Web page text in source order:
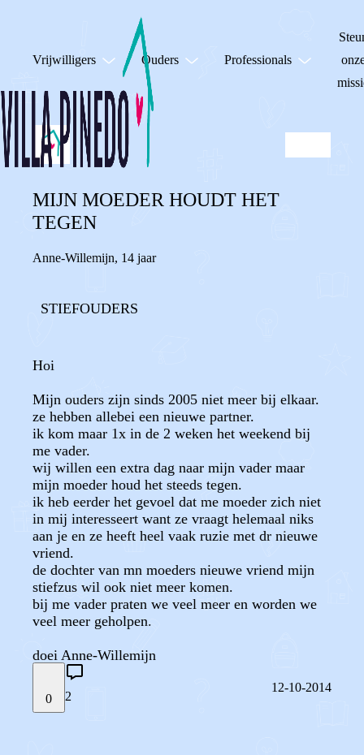
Vrijwilligers Ouders Professionals
MIJN MOEDER HOUDT HET
TEGEN
Anne-Willemijn, 14 jaar
STIEFOUDERS
Hoi
Mijn ouders zijn sinds 2005 niet meer bij elkaar.
ze hebben allebei een nieuwe partner.
ik kom maar 1x in de 2 weken het weekend bij
me vader.
wij willen een extra dag naar mijn vader maar
mijn moeder houd het steeds tegen.
ik heb eerder het gevoel dat me moeder zich niet
in mij interesseert want ze vraagt helemaal niks
aan je en ze heeft heel vaak ruzie met dr nieuwe
vriend.
de dochter van mn moeders nieuwe vriend mijn
stiefzus wil ook niet meer komen.
bij me vader praten we veel meer en worden we
veel meer geholpen.
doei Anne-Willemijn
0 2
12-10-2014